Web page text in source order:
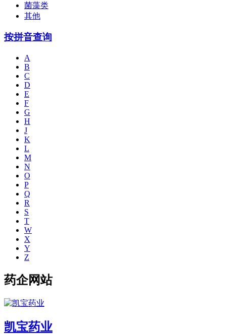
菌藻类
其他
按拼音查询
A
B
C
D
E
F
G
H
J
K
L
M
N
O
P
Q
R
S
T
W
X
Y
Z
药企网站
凯宝药业